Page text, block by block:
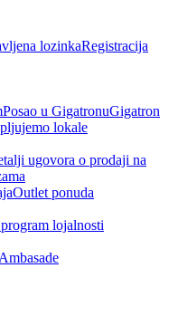
lozinkaRegistracija
Posao u GigatronuGigatron
lokale
ugovora o prodaji na
Outlet ponuda
lojalnosti